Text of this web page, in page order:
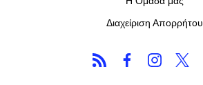
Διαχείριση Απορρήτου